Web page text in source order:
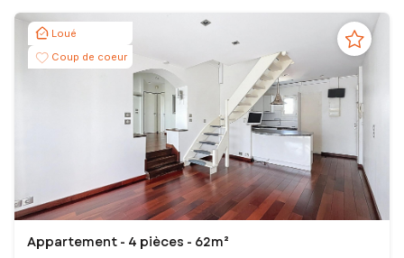
Loué
Coup de coeur
Appartement - 4 pièces - 62m²